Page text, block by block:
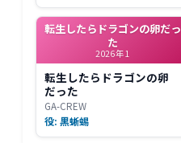
転生したらドラゴンの卵だっ
た
2026年1
転生したらドラゴンの卵
だった
GA-CREW
役: 黒蜥蜴